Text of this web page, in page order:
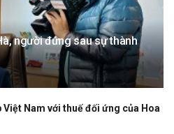
người đứng sau sự thành
Việt Nam với thuế đối ứng của Hoa